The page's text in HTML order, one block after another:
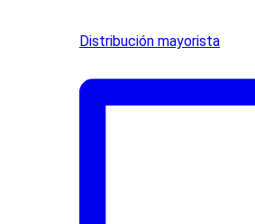
Distribución mayorista